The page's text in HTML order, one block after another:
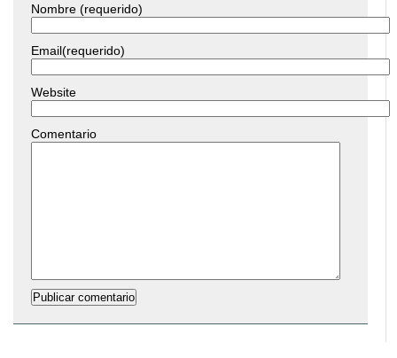
Nombre (requerido)
Email(requerido)
Website
Comentario